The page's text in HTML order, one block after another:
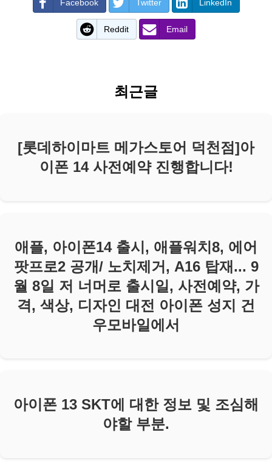
Facebook Twitter LinkedIn
Reddit Email
최근글
[롯데하이마트 메가스토어 덕천점]아
이폰 14 사전예약 진행합니다!
애플, 아이폰14 출시, 애플워치8, 에어
팟프로2 공개/ 노치제거, A16 탑재... 9
월 8일 저 너머로 출시일, 사전예약, 가
격, 색상, 디자인 대전 아이폰 성지 건
우모바일에서
아이폰 13 SKT에 대한 정보 및 조심해
야할 부분.